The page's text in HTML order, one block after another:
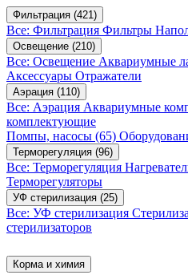
Фильтрация (421)
Все: Фильтрация Фильтры
Освещение (210)
Все: Освещение Аквариумные
Аксессуары Отражатели
Аэрация (110)
Все: Аэрация Аквариумные
комплектующие
Помпы, насосы (65)
Терморегуляция (96)
Все: Терморегуляция
Терморегуляторы
УФ стерилизация (25)
Все: УФ стерилизация
стерилизаторов
Корма и химия